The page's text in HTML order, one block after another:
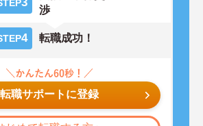
3
渉
4 転職成功！
転職サポートに登録